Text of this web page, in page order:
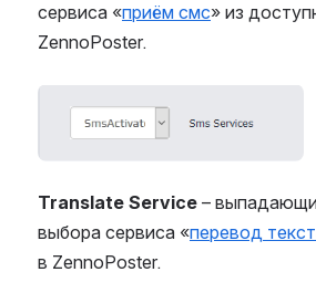
сервиса «приём смс» из
ZennoPoster.
Translate Service –
выбора сервиса «перевод
в ZennoPoster.